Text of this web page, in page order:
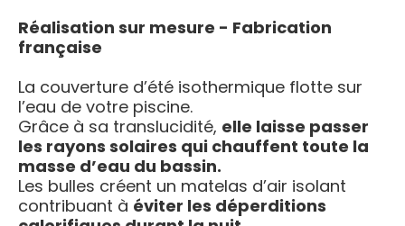
Réalisation sur mesure - Fabrication
française
La couverture d’été isothermique flotte sur
l’eau de votre piscine.
Grâce à sa translucidité, elle laisse passer
les rayons solaires qui chauffent toute la
masse d’eau du bassin.
Les bulles créent un matelas d’air isolant
contribuant à éviter les déperditions